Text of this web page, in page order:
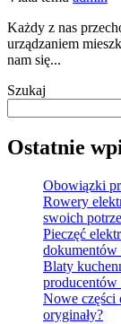
Każdy z nas
urządzaniem
nam się...
Szukaj
Ostatnie
Obowiązki
Rowery
swoich
Pieczęć
Blaty
producentów
Nowe części
oryginały?